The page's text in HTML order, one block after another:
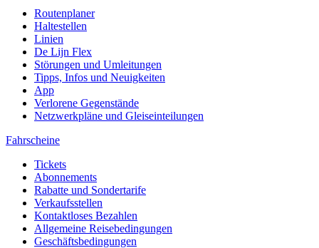
Routenplaner
Haltestellen
Linien
De Lijn Flex
Störungen und Umleitungen
Tipps, Infos und Neuigkeiten
App
Verlorene Gegenstände
Netzwerkpläne und Gleiseinteilungen
Fahrscheine
Tickets
Abonnements
Rabatte und Sondertarife
Verkaufsstellen
Kontaktloses Bezahlen
Allgemeine Reisebedingungen
Geschäftsbedingungen